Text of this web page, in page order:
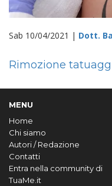
Sab 10/04/2021 | Dott.
Rimozione
MENU
Home
Chi siamo
Autori / Redazione
Contatti
Entra nella community di
TuaMe.it